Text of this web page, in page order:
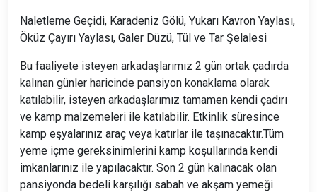
Naletleme Geçidi, Karadeniz Gölü, Yukarı Kavron Yaylası,
Öküz Çayırı Yaylası, Galer Düzü, Tül ve Tar Şelalesi
Bu faaliyete isteyen arkadaşlarımız 2 gün ortak çadırda
kalınan günler haricinde pansiyon konaklama olarak
katılabilir, isteyen arkadaşlarımız tamamen kendi çadırı
ve kamp malzemeleri ile katılabilir. Etkinlik süresince
kamp eşyalarınız araç veya katırlar ile taşınacaktır.Tüm
yeme içme gereksinimlerini kamp koşullarında kendi
imkanlarınız ile yapılacaktır. Son 2 gün kalınacak olan
pansiyonda bedeli karşılığı sabah ve akşam yemeği